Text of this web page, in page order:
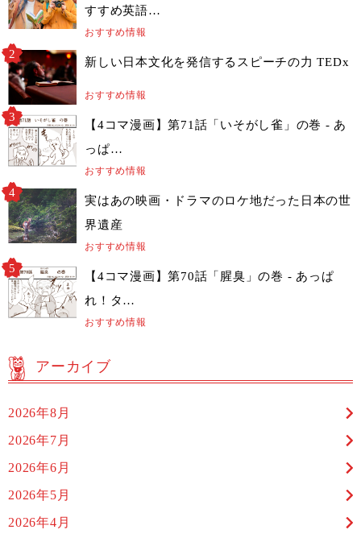
すすめ英語…
おすすめ情報
新しい日本文化を発信するスピーチの力 TEDx
おすすめ情報
【4コマ漫画】第71話「いそがし雀」の巻 - あ
っぱ…
おすすめ情報
実はあの映画・ドラマのロケ地だった日本の世
界遺産
おすすめ情報
【4コマ漫画】第70話「腥臭」の巻 - あっぱ
れ！タ…
おすすめ情報
アーカイブ
2026年8月
2026年7月
2026年6月
2026年5月
2026年4月